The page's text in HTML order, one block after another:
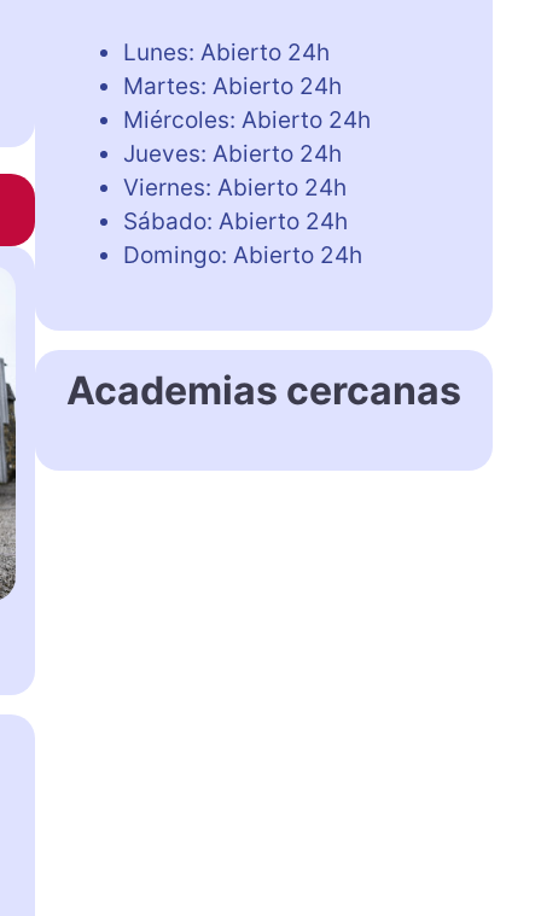
Lunes: Abierto 24h
Martes: Abierto 24h
Miércoles: Abierto 24h
Jueves: Abierto 24h
Viernes: Abierto 24h
Sábado: Abierto 24h
Domingo: Abierto 24h
Academias cercanas